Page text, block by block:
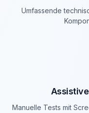
Umfassende
Manuelle Tests mit